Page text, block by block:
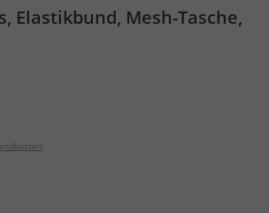
Elastikbund, Mesh-Tasche,